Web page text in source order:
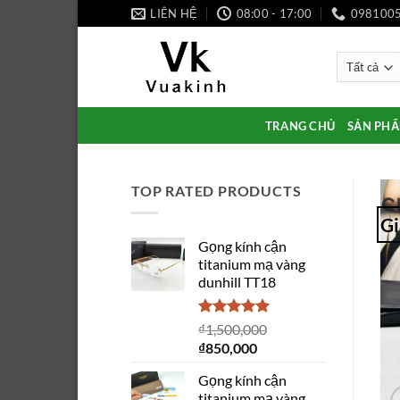
qua
LIÊN HỆ 08:00 - 17:00
TRANG CHỦ SẢN
TOP RATED PRODUCTS
Gọng kính cận
titanium mạ vàng
dunhill TT18
Được xếp
hạng 5.00
5 sao
₫1,500,000
Giá
là:
₫850,000Giá
tại
Gọng kính cận